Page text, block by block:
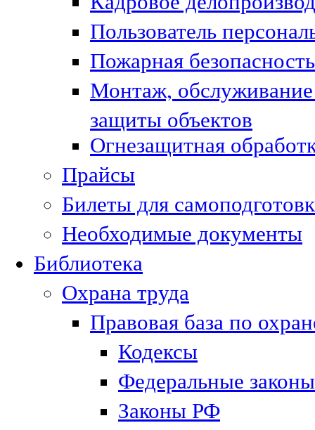
Пользователь
Пожарная
Монтаж,
защиты объектов
Огнезащитная
Прайсы
Билеты для
Необходимые документы
Библиотека
Охрана труда
Правовая база по
Кодексы
Федеральные законы
Законы РФ